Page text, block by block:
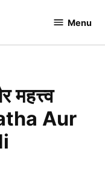
AnmolVachan.in
Menu
महत्त्व
Aur